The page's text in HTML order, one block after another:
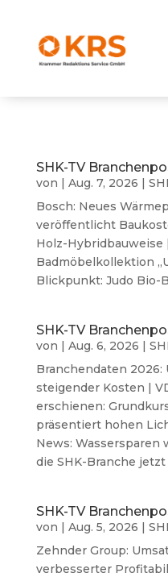
SHK-TV
von | Aug. 7, 2026 |
Bosch: Neues
veröffentlicht
Holz-Hybridbauweise
Badmöbelkollektion
Blickpunkt: Judo Bio-
SHK-TV
von | Aug. 6, 2026 |
Branchendaten
steigender Kosten |
erschienen:
präsentiert hohen
News: Wassersparen
die SHK-Branche
SHK-TV
von | Aug. 5, 2026 |
Zehnder Group:
verbesserter